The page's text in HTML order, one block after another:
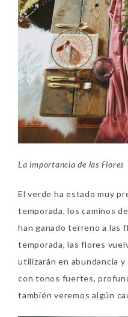
La importancia de las Flores
El verde ha estado muy
temporada, los caminos
han ganado terreno a las
temporada, las flores
utilizarán en abundancia
con tonos fuertes,
también veremos algún